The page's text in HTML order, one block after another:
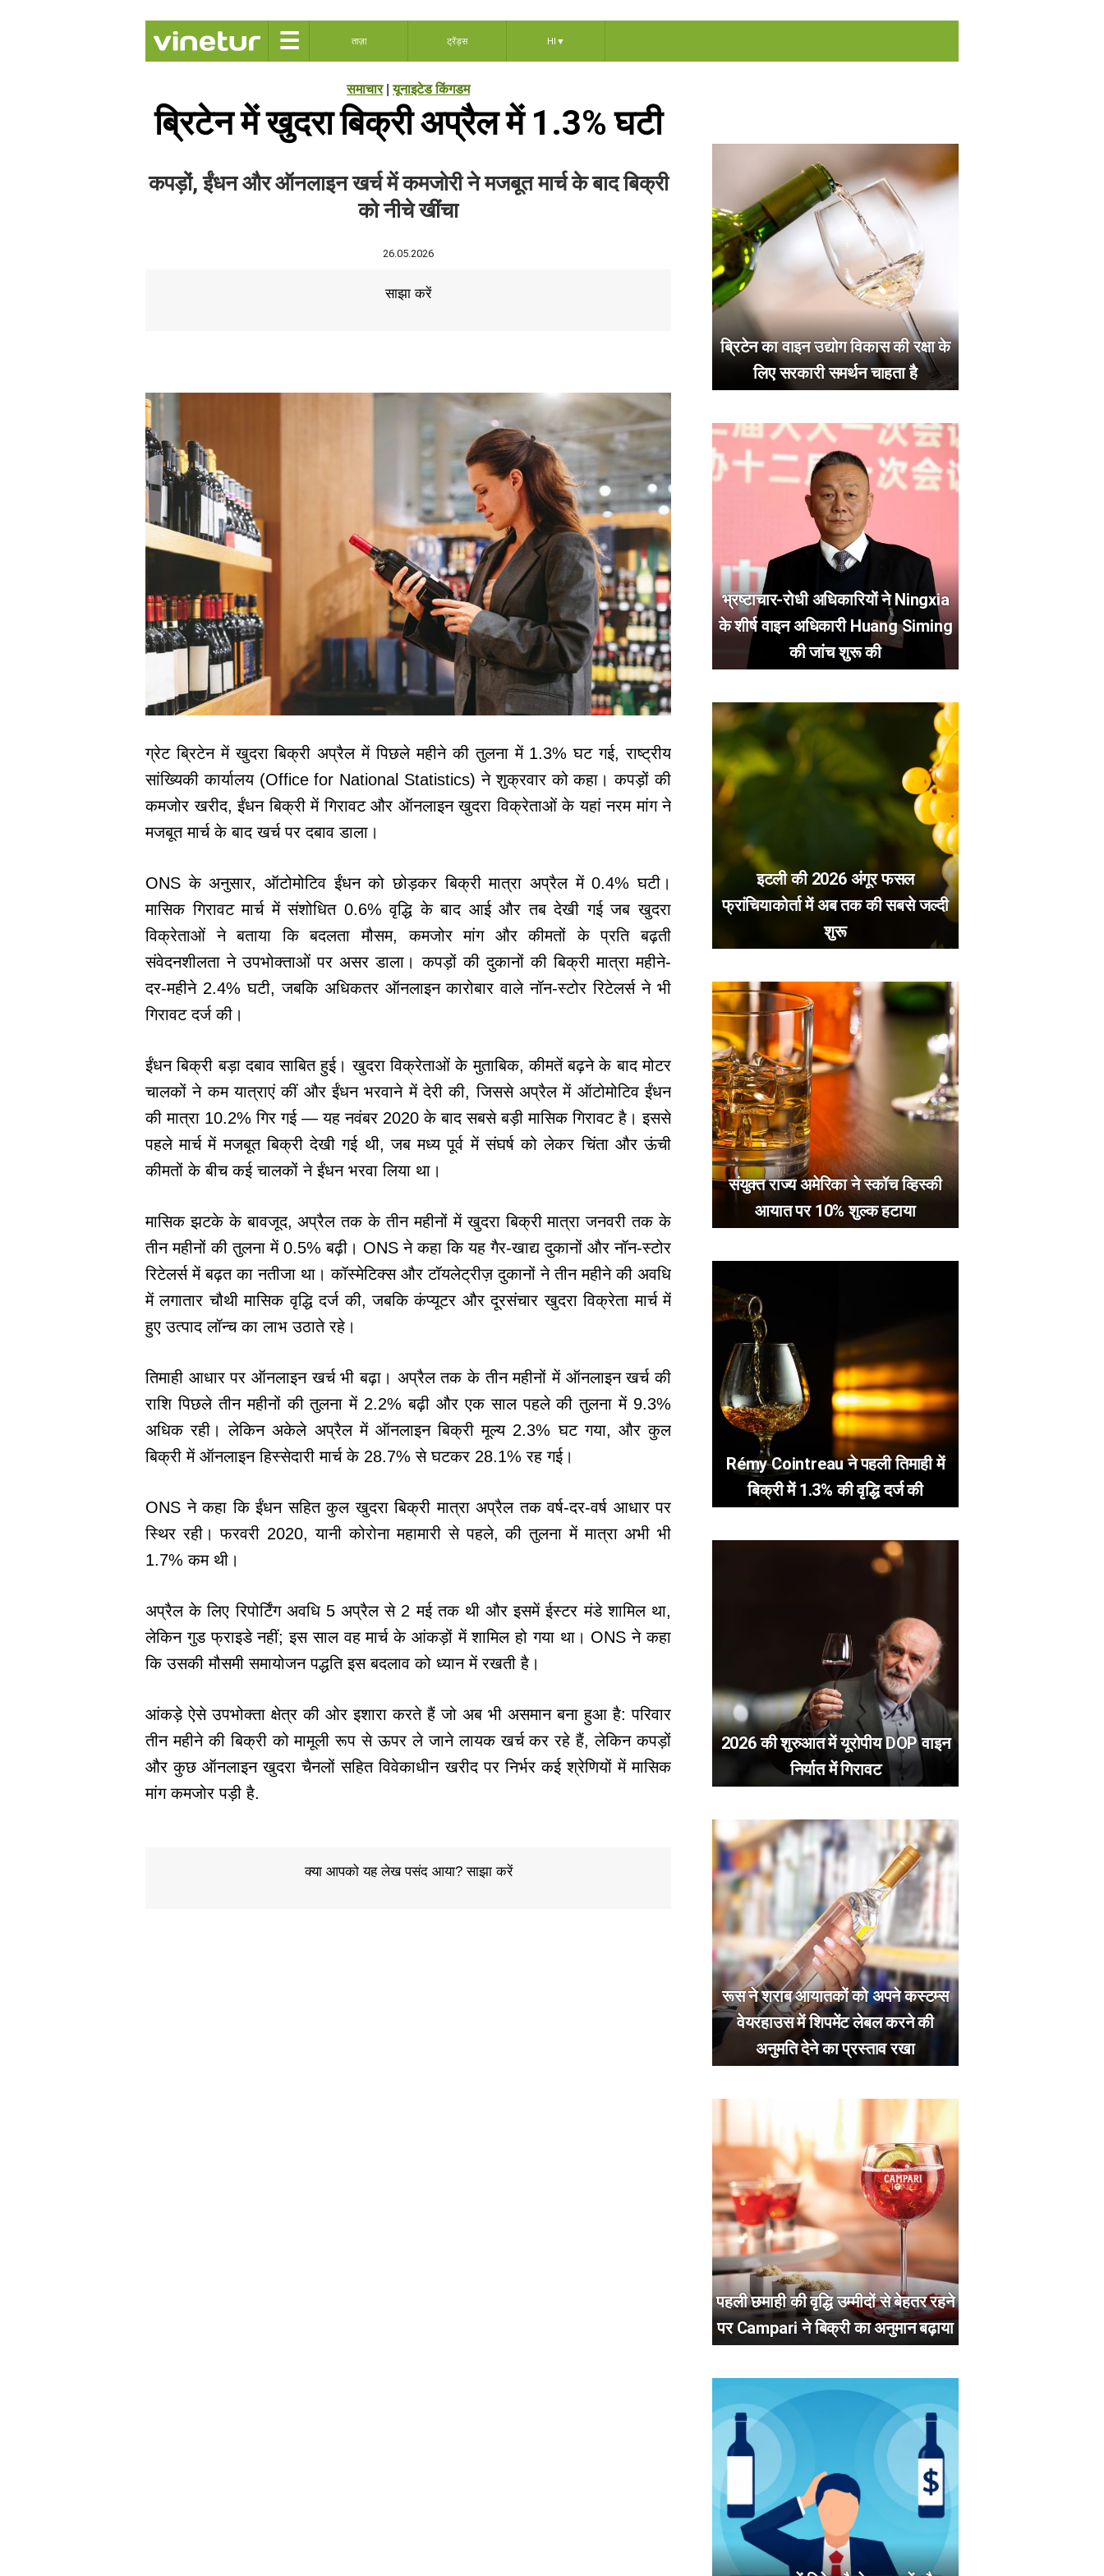
☰ ताज़ा ट्रेंड्स HI ▼
समाचार|यूनाइटेड किंगडम
ब्रिटेन में खुदरा बिक्री अप्रैल में 1.3% घटी
कपड़ों, ईंधन और ऑनलाइन खर्च में कमजोरी ने मजबूत मार्च के बाद बिक्री
को नीचे खींचा
26.05.2026
साझा करें
ग्रेट ब्रिटेन में खुदरा बिक्री अप्रैल में पिछले महीने की तुलना में 1.3% घट गई, राष्ट्रीय
सांख्यिकी कार्यालय (Office for National Statistics) ने शुक्रवार को कहा। कपड़ों की
कमजोर खरीद, ईंधन बिक्री में गिरावट और ऑनलाइन खुदरा विक्रेताओं के यहां नरम मांग ने
मजबूत मार्च के बाद खर्च पर दबाव डाला।
ONS के अनुसार, ऑटोमोटिव ईंधन को छोड़कर बिक्री मात्रा अप्रैल में 0.4% घटी।
मासिक गिरावट मार्च में संशोधित 0.6% वृद्धि के बाद आई और तब देखी गई जब खुदरा
विक्रेताओं ने बताया कि बदलता मौसम, कमजोर मांग और कीमतों के प्रति बढ़ती
संवेदनशीलता ने उपभोक्ताओं पर असर डाला। कपड़ों की दुकानों की बिक्री मात्रा महीने-
दर-महीने 2.4% घटी, जबकि अधिकतर ऑनलाइन कारोबार वाले नॉन-स्टोर रिटेलर्स ने भी
गिरावट दर्ज की।
ईंधन बिक्री बड़ा दबाव साबित हुई। खुदरा विक्रेताओं के मुताबिक, कीमतें बढ़ने के बाद मोटर
चालकों ने कम यात्राएं कीं और ईंधन भरवाने में देरी की, जिससे अप्रैल में ऑटोमोटिव ईंधन
की मात्रा 10.2% गिर गई — यह नवंबर 2020 के बाद सबसे बड़ी मासिक गिरावट है। इससे
पहले मार्च में मजबूत बिक्री देखी गई थी, जब मध्य पूर्व में संघर्ष को लेकर चिंता और ऊंची
कीमतों के बीच कई चालकों ने ईंधन भरवा लिया था।
मासिक झटके के बावजूद, अप्रैल तक के तीन महीनों में खुदरा बिक्री मात्रा जनवरी तक के
तीन महीनों की तुलना में 0.5% बढ़ी। ONS ने कहा कि यह गैर-खाद्य दुकानों और नॉन-स्टोर
रिटेलर्स में बढ़त का नतीजा था। कॉस्मेटिक्स और टॉयलेट्रीज़ दुकानों ने तीन महीने की अवधि
में लगातार चौथी मासिक वृद्धि दर्ज की, जबकि कंप्यूटर और दूरसंचार खुदरा विक्रेता मार्च में
हुए उत्पाद लॉन्च का लाभ उठाते रहे।
तिमाही आधार पर ऑनलाइन खर्च भी बढ़ा। अप्रैल तक के तीन महीनों में ऑनलाइन खर्च की
राशि पिछले तीन महीनों की तुलना में 2.2% बढ़ी और एक साल पहले की तुलना में 9.3%
अधिक रही। लेकिन अकेले अप्रैल में ऑनलाइन बिक्री मूल्य 2.3% घट गया, और कुल
बिक्री में ऑनलाइन हिस्सेदारी मार्च के 28.7% से घटकर 28.1% रह गई।
ONS ने कहा कि ईंधन सहित कुल खुदरा बिक्री मात्रा अप्रैल तक वर्ष-दर-वर्ष आधार पर
स्थिर रही। फरवरी 2020, यानी कोरोना महामारी से पहले, की तुलना में मात्रा अभी भी
1.7% कम थी।
अप्रैल के लिए रिपोर्टिंग अवधि 5 अप्रैल से 2 मई तक थी और इसमें ईस्टर मंडे शामिल था,
लेकिन गुड फ्राइडे नहीं; इस साल वह मार्च के आंकड़ों में शामिल हो गया था। ONS ने कहा
कि उसकी मौसमी समायोजन पद्धति इस बदलाव को ध्यान में रखती है।
आंकड़े ऐसे उपभोक्ता क्षेत्र की ओर इशारा करते हैं जो अब भी असमान बना हुआ है: परिवार
तीन महीने की बिक्री को मामूली रूप से ऊपर ले जाने लायक खर्च कर रहे हैं, लेकिन कपड़ों
और कुछ ऑनलाइन खुदरा चैनलों सहित विवेकाधीन खरीद पर निर्भर कई श्रेणियों में मासिक
मांग कमजोर पड़ी है.
क्या आपको यह लेख पसंद आया? साझा करें
ब्रिटेन का वाइन उद्योग विकास की रक्षा के
लिए सरकारी समर्थन चाहता है
भ्रष्टाचार-रोधी अधिकारियों ने Ningxia
के शीर्ष वाइन अधिकारी Huang Siming
की जांच शुरू की
इटली की 2026 अंगूर फसल
फ्रांचियाकोर्ता में अब तक की सबसे जल्दी
शुरू
संयुक्त राज्य अमेरिका ने स्कॉच व्हिस्की
आयात पर 10% शुल्क हटाया
Rémy Cointreau ने पहली तिमाही में
बिक्री में 1.3% की वृद्धि दर्ज की
2026 की शुरुआत में यूरोपीय DOP वाइन
निर्यात में गिरावट
रूस ने शराब आयातकों को अपने कस्टम्स
वेयरहाउस में शिपमेंट लेबल करने की
अनुमति देने का प्रस्ताव रखा
पहली छमाही की वृद्धि उम्मीदों से बेहतर रहने
पर Campari ने बिक्री का अनुमान बढ़ाया